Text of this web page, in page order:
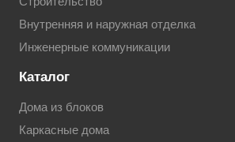
Внутренняя и наружная отделка
Инженерные коммуникации
Каталог
Дома из блоков
Каркасные дома